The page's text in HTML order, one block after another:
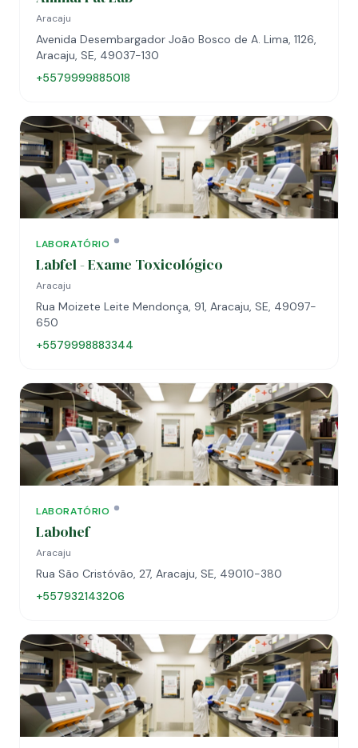
Aracaju
Avenida Desembargador João Bosco de A. Lima, 1126,
Aracaju, SE, 49037-130
+5579999885018
LABORATÓRIO
Labfel - Exame Toxicológico
Aracaju
Rua Moizete Leite Mendonça, 91, Aracaju, SE, 49097-
650
+5579998883344
LABORATÓRIO
Labohef
Aracaju
Rua São Cristóvão, 27, Aracaju, SE, 49010-380
+557932143206